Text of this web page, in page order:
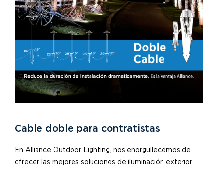
Cable doble para contratistas
En Alliance Outdoor Lighting, nos enorgullecemos de
ofrecer las mejores soluciones de iluminación exterior